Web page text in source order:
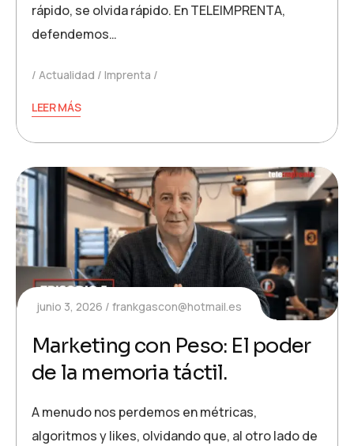
rápido, se olvida rápido. En TELEIMPRENTA,
defendemos…
Actualidad Imprenta
LEER MÁS
junio 3, 2026 frankgascon@hotmail.es
Marketing con Peso: El poder
de la memoria táctil.
A menudo nos perdemos en métricas,
algoritmos y likes, olvidando que, al otro lado de